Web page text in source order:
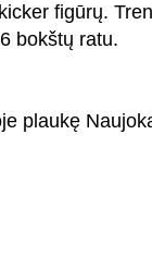
figūrų.
bokštų ratu.
plaukę